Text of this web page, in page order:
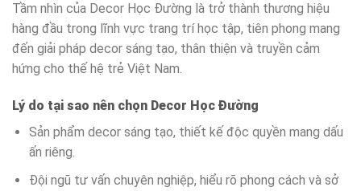
Tầm nhìn của Decor Học Đường là trở thành thương hiệu
hàng đầu trong lĩnh vực trang trí học tập, tiên phong mang
đến giải pháp decor sáng tạo, thân thiện và truyền cảm
hứng cho thế hệ trẻ Việt Nam.
Lý do tại sao nên chọn Decor Học Đường
Sản phẩm decor sáng tạo, thiết kế độc quyền mang dấu
ấn riêng.
Đội ngũ tư vấn chuyên nghiệp, hiểu rõ phong cách và sở